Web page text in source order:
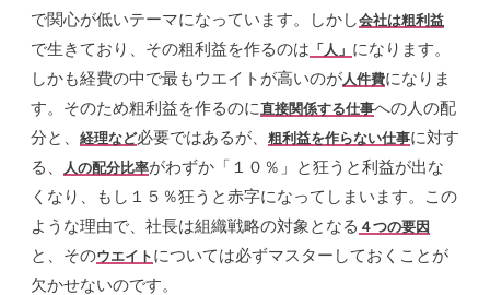
で関心が低いテーマになっています。しかし会社は粗利益
で生きており、その粗利益を作るのは 「人」 になります。
しかも経費の中で最もウエイトが高いのが 人件費になりま
す。そのため粗利益を作るのに直接関係する仕事への人の配
分と、 経理など必要ではあるが、 粗利益を作らない仕事に対す
る、
人の配分比率がわずか「１０％」と狂うと利益が出な
くなり、もし１５％狂うと赤字になってしまいます。この
ような理由で、社長は組織戦略の対象となる ４つの要因
と、そのウエイト については必ずマスターしておくことが
欠かせないのです。